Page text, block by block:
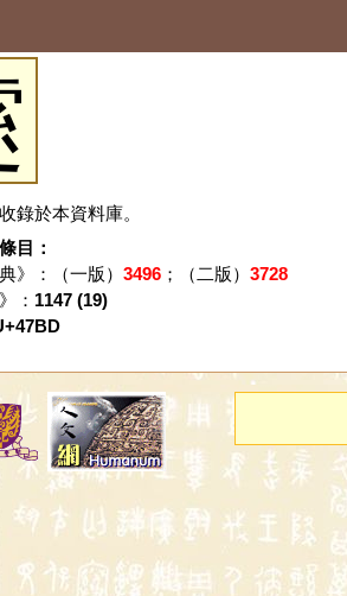
錄於本資料庫。
目：
》：（一版） 3496；（二版） 3728
： 1147 (19)